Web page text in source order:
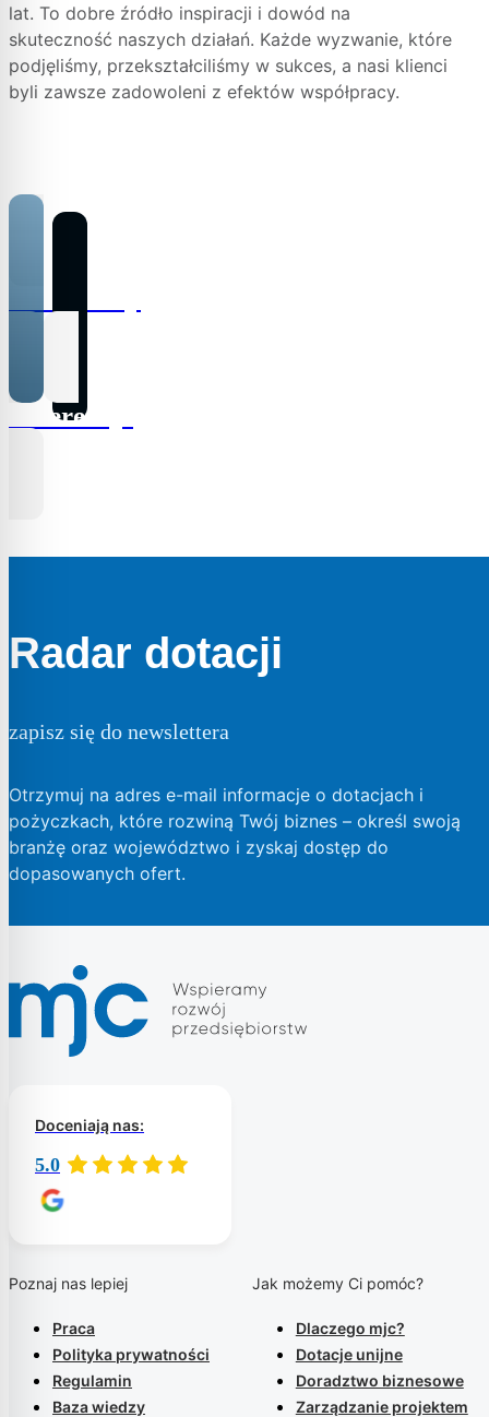
lat. To dobre źródło inspiracji i dowód na
skuteczność naszych działań. Każde wyzwanie, które
podjęliśmy, przekształciliśmy w sukces, a nasi klienci
byli zawsze zadowoleni z efektów współpracy.
Referencje
Radar dotacji
zapisz się do newslettera
Otrzymuj na adres e-mail informacje o dotacjach i
pożyczkach, które rozwiną Twój biznes – określ swoją
branżę oraz województwo i zyskaj dostęp do
dopasowanych ofert.
Doceniają nas:
5.0
Poznaj nas lepiej
Praca
Polityka prywatności
Regulamin
Baza wiedzy
Jak możemy Ci pomóc?
Dlaczego mjc?
Dotacje unijne
Doradztwo biznesowe
Zarządzanie projektem